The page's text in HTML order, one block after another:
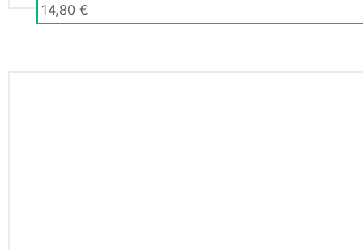
14,80 €